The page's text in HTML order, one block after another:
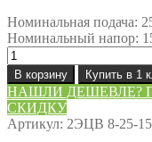
Номинальная подача:
Номинальный напор:
Количество
товара
Насос
2ЭЦВ
8-
25-
В корзину Купить в 1
НАШЛИ ДЕШЕВЛЕ?
СКИДКУ
Артикул: 2ЭЦВ 8-25-